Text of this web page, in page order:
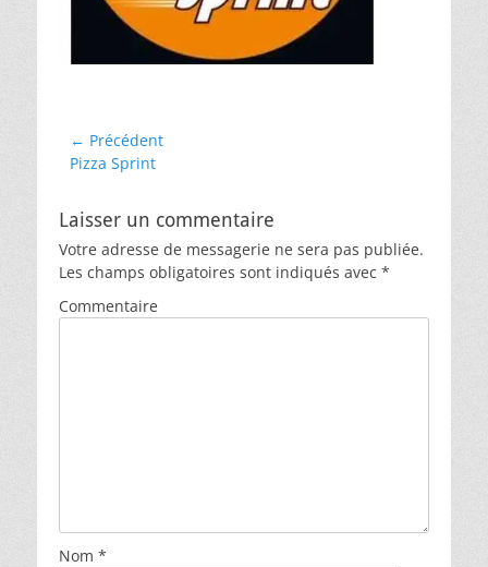
Navigation
de
← Précédent
Article
Pizza Sprint
Laisser un commentaire
Votre adresse de messagerie ne sera pas publiée.
Les champs obligatoires sont indiqués avec *
Commentaire
Nom *